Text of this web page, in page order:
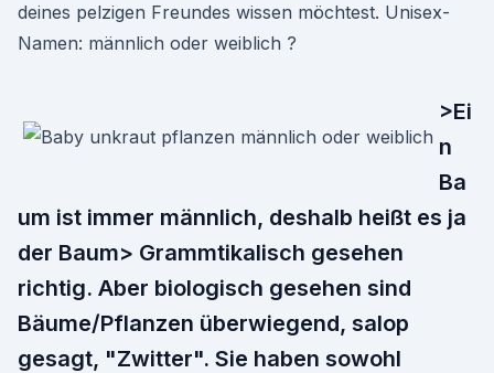
deines pelzigen Freundes wissen möchtest. Unisex-
Namen: männlich oder weiblich ?
>Ei
n
Ba
um ist immer männlich, deshalb heißt es ja
der Baum> Grammtikalisch gesehen
richtig. Aber biologisch gesehen sind
Bäume/Pflanzen überwiegend, salop
gesagt, "Zwitter". Sie haben sowohl